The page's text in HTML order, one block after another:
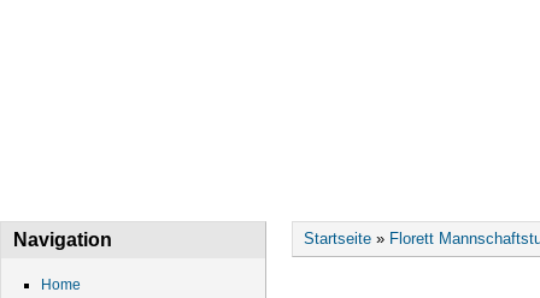
Navigation
Home
Sie sind hier
Startseite » Florett